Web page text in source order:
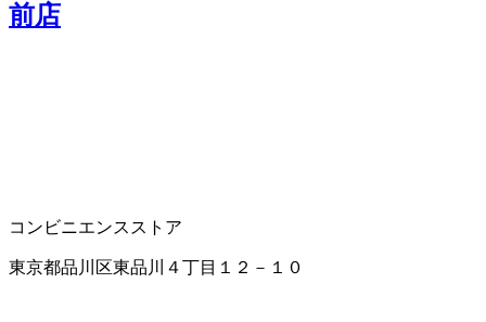
前店
コンビニエンスストア
東京都品川区東品川４丁目１２－１０